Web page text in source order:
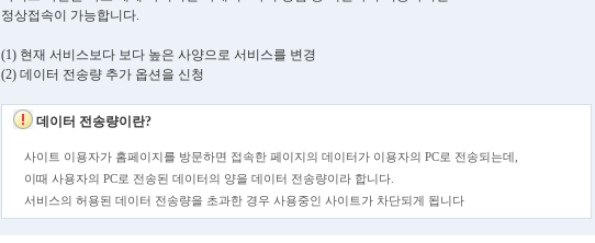
정상접속이 가능합니다.
(1) 현재 서비스보다 보다 높은 사양으로 서비스를 변경
(2) 데이터 전송량 추가 옵션을 신청
데이터 전송량이란?
사이트 이용자가 홈페이지를 방문하면 접속한 페이지의 데이터가 이용자의 PC로 전송되는데,
이때 사용자의 PC로 전송된 데이터의 양을 데이터 전송량이라 합니다.
서비스의 허용된 데이터 전송량을 초과한 경우 사용중인 사이트가 차단되게 됩니다